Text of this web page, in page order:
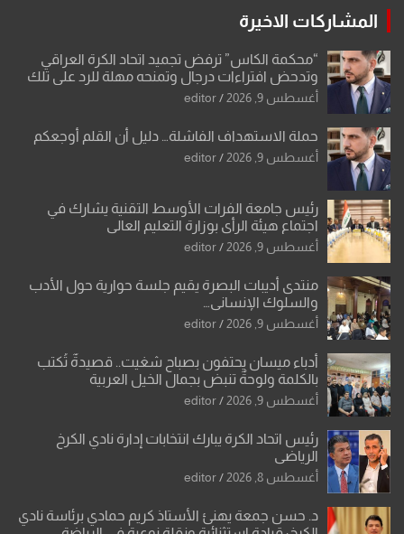
المشاركات الاخيرة
“محكمة الكاس” ترفض تجميد اتحاد الكرة العراقي
وتدحض افتراءات درجال وتمنحه مهلة للرد على تلك
الشكوى
أغسطس 9, 2026 editor
حملة الاستهداف الفاشلة… دليل أن القلم أوجعكم
أغسطس 9, 2026 editor
رئيس جامعة الفرات الأوسط التقنية يشارك في
اجتماع هيئة الرأي بوزارة التعليم العالي
أغسطس 9, 2026 editor
منتدى أديبات البصرة يقيم جلسة حوارية حول الأدب
والسلوك الإنساني…
أغسطس 9, 2026 editor
أدباء ميسان يحتفون بصباح شغيت.. قصيدةٌ تُكتب
بالكلمة ولوحةٌ تنبض بجمال الخيل العربية
أغسطس 9, 2026 editor
رئيس اتحاد الكرة يبارك انتخابات إدارة نادي الكرخ
الرياضي
أغسطس 8, 2026 editor
د. حسن جمعة يهنئ الأستاذ كريم حمادي برئاسة نادي